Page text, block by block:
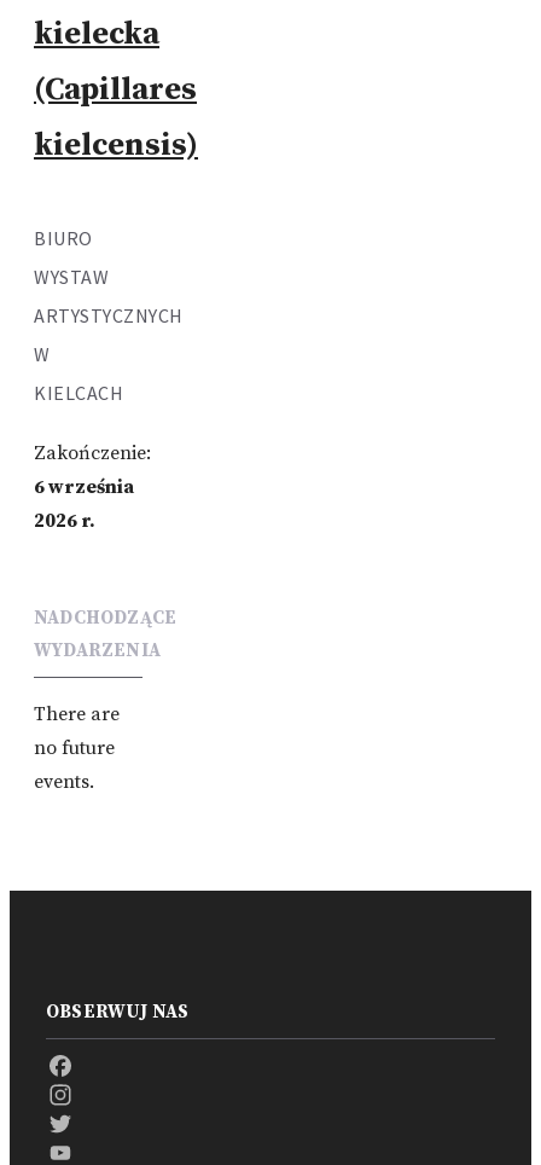
kielecka
(Capillares
kielcensis)
BIURO
WYSTAW
ARTYSTYCZNYCH
W
KIELCACH
Zakończenie:
6 września
2026 r.
NADCHODZĄCE
WYDARZENIA
There are
no future
events.
OBSERWUJ NAS
Facebook
Instagram
Twitter